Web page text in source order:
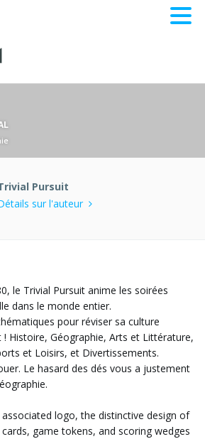
Pursuit
sur l'auteur
le Trivial Pursuit anime les soirées
dans le monde entier.
pour réviser sa culture
! Histoire, Géographie, Arts et Littérature,
et Loisirs, et Divertissements.
Le hasard des dés vous a justement
associated logo, the distinctive design of
game tokens, and scoring wedges